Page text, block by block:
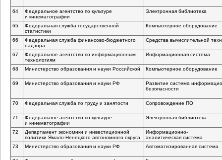
64
Федеральное агентство по культуре
и кинематографии
Электронная библиотека
65
Федеральная служба государственной
статистики
Компьютерное оборудование
66 Федеральная служба финансово-бюджетного
надзора
Средства вычислительной
67
Федеральное агентство по информационным
технологиям
Информационная система
68 Министерство образования и науки Российской Компьютерное оборудование
69 Министерство образования и науки РФ
Развитие система
безопасности
70 Федеральная служба по труду и занятости Сопровождение ПО
71
Федеральное агентство по культуре
и кинематографии
Электронная библиотека
72
Департамент экономики и инвестиционной
политики Ямало-Ненецкого автономного округа
Информационно-
аналитическая система
73
Министерство образования и науки РФ Автоматизированная система